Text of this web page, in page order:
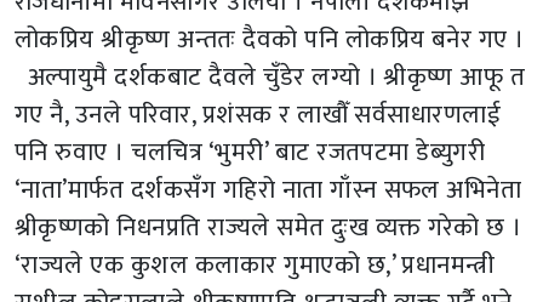
लोकप्रिय श्रीकृष्ण अन्ततः दैवको पनि लोकप्रिय बनेर गए ।
अल्पायुमै दर्शकबाट दैवले चुँडेर लग्यो । श्रीकृष्ण आफू त
गए नै, उनले परिवार, प्रशंसक र लाखौँ सर्वसाधारणलाई
पनि रुवाए । चलचित्र ‘भुमरी’ बाट रजतपटमा डेब्युगरी
‘नाता’मार्फत दर्शकसँग गहिरो नाता गाँस्न सफल अभिनेता
श्रीकृष्णको निधनप्रति राज्यले समेत दुःख व्यक्त गरेको छ ।
‘राज्यले एक कुशल कलाकार गुमाएको छ,’ प्रधानमन्त्री